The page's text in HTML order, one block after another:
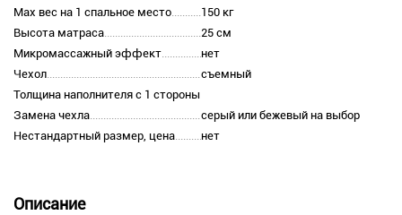
Max вес на 1 спальное место
150 кг
Высота матраса
25 см
Микромассажный эффект
нет
Чехол
съемный
Толщина наполнителя с 1 стороны
Замена чехла
серый или бежевый на выбор
Нестандартный размер, цена
нет
Описание